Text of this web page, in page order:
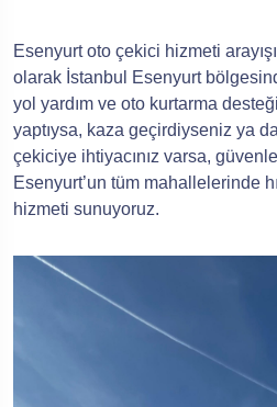
Esenyurt oto çekici hizmeti
olarak İstanbul Esenyurt
yol yardım ve oto kurtarma
yaptıysa, kaza geçirdiyseniz ya
çekiciye ihtiyacınız varsa,
Esenyurt’un tüm mahallelerinde
hizmeti sunuyoruz.